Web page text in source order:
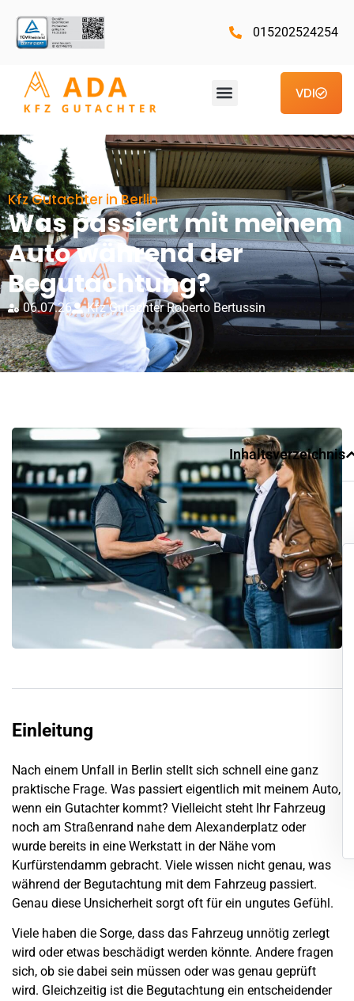
015202524254
VDI
Kfz Gutachter in Berlin
Was passiert mit meinem
Auto während der
Begutachtung?
06.07.26 Kfz Gutachter Roberto Bertussin
Einleitung
Nach einem Unfall in Berlin stellt sich schnell eine ganz
praktische Frage. Was passiert eigentlich mit meinem Auto,
wenn ein Gutachter kommt? Vielleicht steht Ihr Fahrzeug
noch am Straßenrand nahe dem Alexanderplatz oder
wurde bereits in eine Werkstatt in der Nähe vom
Kurfürstendamm gebracht. Viele wissen nicht genau, was
während der Begutachtung mit dem Fahrzeug passiert.
Genau diese Unsicherheit sorgt oft für ein ungutes Gefühl.
Viele haben die Sorge, dass das Fahrzeug unnötig zerlegt
wird oder etwas beschädigt werden könnte. Andere fragen
sich, ob sie dabei sein müssen oder was genau geprüft
wird. Gleichzeitig ist die Begutachtung ein entscheidender
Inhaltsverzeichnis